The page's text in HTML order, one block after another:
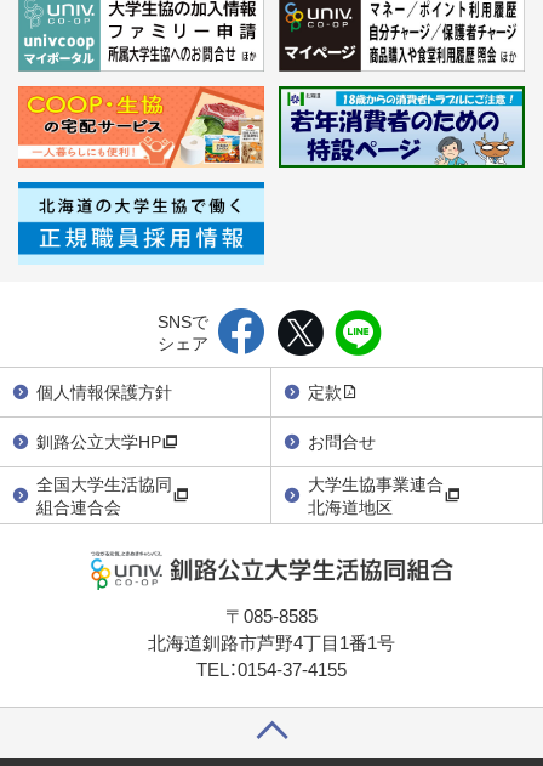
SNSで
シェア
個人情報保護方針
定款
釧路公立大学HP
お問合せ
全国大学生活協同
組合連合会
大学生協事業連合
北海道地区
〒085-8585
北海道釧路市芦野4丁目1番1号
TEL：0154-37-4155